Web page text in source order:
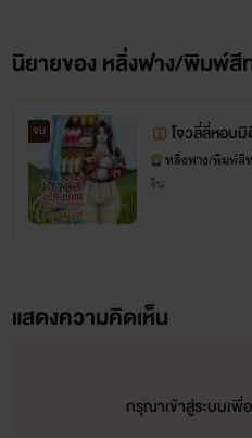
1. เล่ห์รักเทวาสวรรค์ เล่ม 1
3. เล่ห์ร้ายจอมราชันย์ เล่ม 1
4. เล่ห์ร้ายจอมราชันย์ เล่ม 2
5. มู่เหรินจอมคนอัจฉริยะ
10. บัญชารักจากสวรรค์
นิยายของ หลิ่งฟาง/พิมพ์สี
จบ โจวลี่ลี่หอบ
หลิ่งฟาง/พิมพ์สี
จีน
แสดงความคิดเห็น
กรุณาเข้าสู่ระบบเพื่